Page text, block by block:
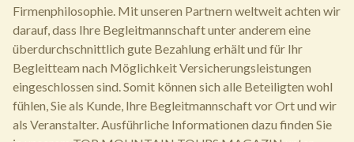
Firmenphilosophie. Mit unseren Partnern weltweit achten wir
darauf, dass Ihre Begleitmannschaft unter anderem eine
überdurchschnittlich gute Bezahlung erhält und für Ihr
Begleitteam nach Möglichkeit Versicherungsleistungen
eingeschlossen sind. Somit können sich alle Beteiligten wohl
fühlen, Sie als Kunde, Ihre Begleitmannschaft vor Ort und wir
als Veranstalter. Ausführliche Informationen dazu finden Sie